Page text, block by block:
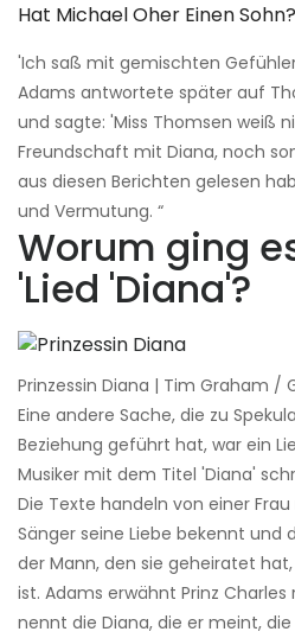
Hat Michael Oher Einen Sohn?
'Ich saß mit gemischten
Adams antwortete später auf
und sagte: 'Miss Thomsen weiß
Freundschaft mit Diana, noch
aus diesen Berichten gelesen
und Vermutung. “
Worum ging
'Lied 'Diana'?
Prinzessin Diana | Tim Graham /
Eine andere Sache, die zu
Beziehung geführt hat, war ein
Musiker mit dem Titel 'Diana'
Die Texte handeln von einer
Sänger seine Liebe bekennt und
der Mann, den sie geheiratet
ist. Adams erwähnt Prinz
nennt die Diana, die er meint,